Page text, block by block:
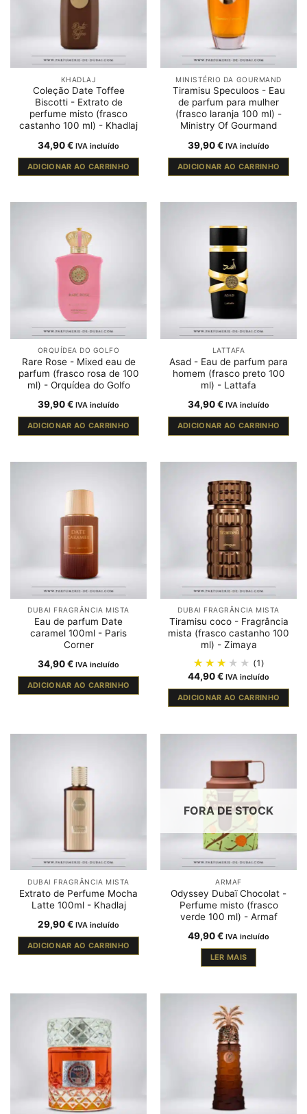
KHADLAJ
Coleção Date Toffee
Biscotti - Extrato de
perfume misto (frasco
castanho 100 ml) - Khadlaj
34,90€ IVA incluído
ADICIONAR AO CARRINHO
MINISTÉRIO DA GOURMAND
Tiramisu Speculoos - Eau
de parfum para mulher
(frasco laranja 100 ml) -
Ministry Of Gourmand
39,90€ IVA incluído
ADICIONAR AO CARRINHO
ORQUÍDEA DO GOLFO
Rare Rose - Mixed eau de
parfum (frasco rosa de 100
ml) - Orquídea do Golfo
39,90€ IVA incluído
ADICIONAR AO CARRINHO
LATTAFA
Asad - Eau de parfum para
homem (frasco preto 100
ml) - Lattafa
34,90€ IVA incluído
ADICIONAR AO CARRINHO
DUBAI FRAGRÂNCIA MISTA
Eau de parfum Date
caramel 100ml - Paris
Corner
34,90€ IVA incluído
ADICIONAR AO CARRINHO
DUBAI FRAGRÂNCIA MISTA
Tiramisu coco - Fragrância
mista (frasco castanho 100
ml) - Zimaya
(1)
44,90€ IVA incluído
ADICIONAR AO CARRINHO
DUBAI FRAGRÂNCIA MISTA
Extrato de Perfume Mocha
Latte 100ml - Khadlaj
29,90€ IVA incluído
ADICIONAR AO CARRINHO
FORA DE STOCK
ARMAF
Odyssey Dubaï Chocolat -
Perfume misto (frasco
verde 100 ml) - Armaf
49,90€ IVA incluído
LER MAIS